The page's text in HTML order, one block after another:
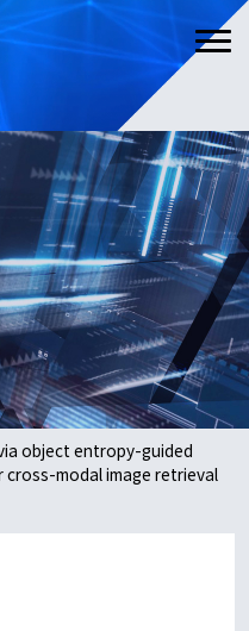
object entropy-guided
modal image retrieval